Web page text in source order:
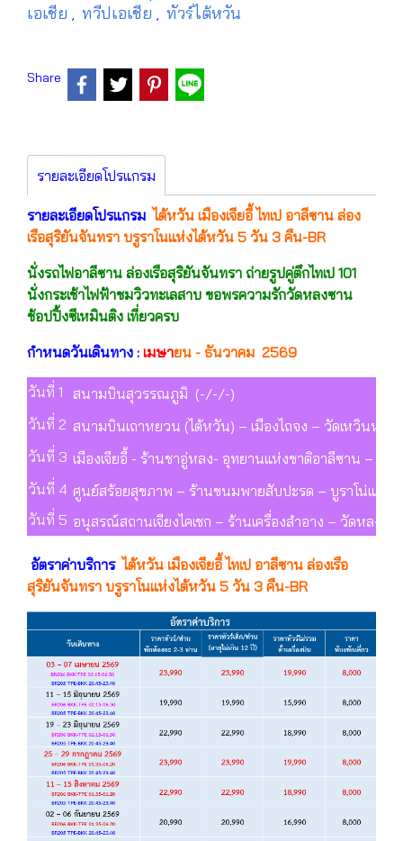
เอเชีย , ทวีปเอเชีย , ทัวร์ไต้หวัน
Share
รายละเอียดโปรแกรม
รายละเอียดโปรแกรม ไต้หวัน เมืองเจียอี้ ไทเป อาลีซาน ล่อง
เรือสุริยันจันทรา บรูราโนแห่งไต้หวัน 5 วัน 3 คืน-BR
นั่งรถไฟอาลีซาน ล่องเรือสุริยันจันทรา ถ่ายรูปคู่ตึกไทเป 101
นั่งกระเช้าไฟฟ้าชมวิวทะเลสาบ ขอพรความรักวัดหลงซาน
ช้อปปิ้งซีเหมินติง เที่ยวครบ
กำหนดวันเดินทาง : เมษายน - ธันวาคม 2569
วันที่ 1
สนามบินสุวรรณภูมิ (-/-/-)
วันที่ 2 สนามบินเถาหยวน (ไต้หวัน) – เมืองไถจง – วัดเหวินหวู่
วันที่ 3 เมืองเจียอี้ - ร้านชาอู่หลง- อุทยานแห่งชาติอาลีซาน – ร
วันที่ 4 ศูนย์สร้อยสุขภาพ – ร้านขนมพายสับปะรด – บูราโน่แห่
วันที่ 5 อนุสรณ์สถานเจียงไคเชก – ร้านเครื่องสำอาง – วัดหล
อัตราค่าบริการไต้หวัน เมืองเจียอี้ ไทเป อาลีซาน ล่องเรือ
สุริยันจันทรา บรูราโนแห่งไต้หวัน 5 วัน 3 คืน-BR